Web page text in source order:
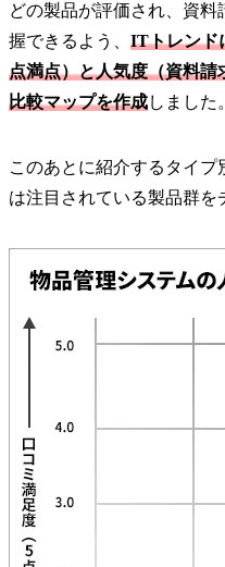
どの製品が評価され、資
握できるよう、 ITトレンド
点満点）と人気度（資料
比較マップを作成しました。
このあとに紹介するタイ
は注目されている製品群を